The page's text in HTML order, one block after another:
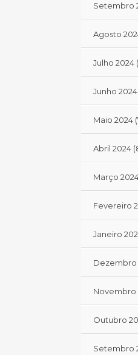
Setembro
Agosto
Julho 2024
Junho 2024
Maio 2024
Abril 2024
Março
Fevereiro
Janeiro
Dezembro
Novembro
Outubro
Setembro